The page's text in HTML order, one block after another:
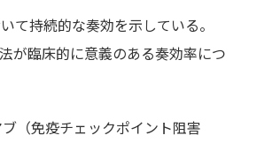
て持続的な奏効を示している。
が臨床的に意義のある奏効率につ
（免疫チェックポイント阻害